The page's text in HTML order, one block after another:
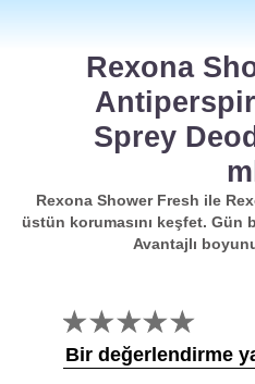
Rexona
Sprey
Rexona Shower Fresh ile
üstün korumasını keşfet. Gün
Avantajlı
Bu
product
için
Bir değerlendirme